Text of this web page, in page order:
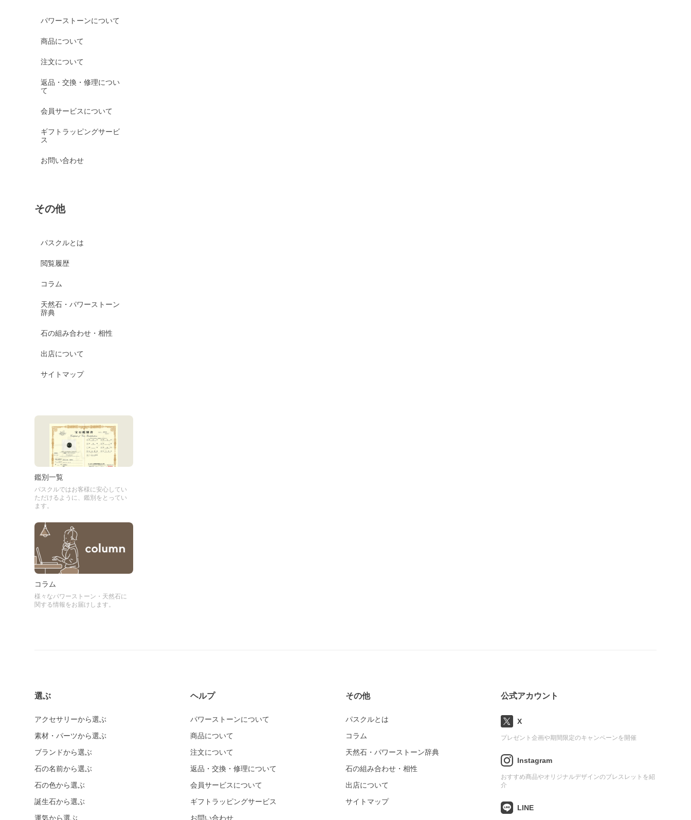
パワーストーンについて
商品について
注文について
返品・交換・修理につい
て
会員サービスについて
ギフトラッピングサービ
ス
お問い合わせ
その他
パスクルとは
閲覧履歴
コラム
天然石・パワーストーン
辞典
石の組み合わせ・相性
出店について
サイトマップ
鑑別一覧
パスクルではお客様に安心してい
ただけるように、鑑別をとってい
ます。
コラム
様々なパワーストーン・天然石に
関する情報をお届けします。
選ぶ
アクセサリーから選ぶ
素材・パーツから選ぶ
ブランドから選ぶ
石の名前から選ぶ
石の色から選ぶ
誕生石から選ぶ
運気から選ぶ
ヘルプ
パワーストーンについて
商品について
注文について
返品・交換・修理について
会員サービスについて
ギフトラッピングサービス
お問い合わせ
その他
パスクルとは
コラム
天然石・パワーストーン辞典
石の組み合わせ・相性
出店について
サイトマップ
公式アカウント
X
プレゼント企画や期間限定のキャンペーンを開催
Instagram
おすすめ商品やオリジナルデザインのブレスレットを紹
介
LINE